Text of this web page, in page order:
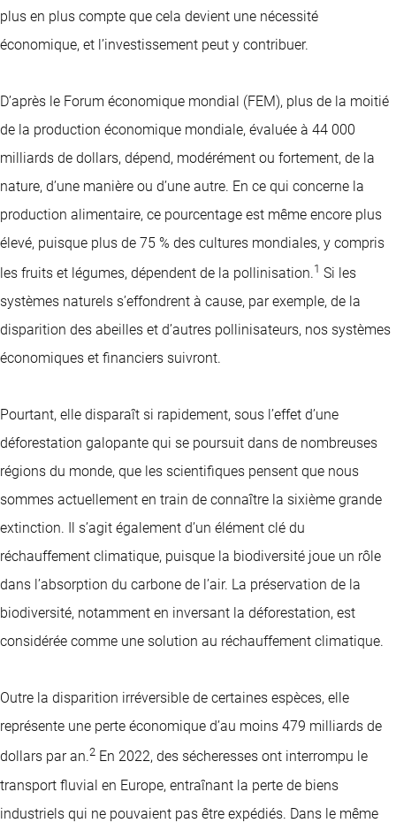
plus en plus compte que cela devient une nécessité
économique, et l’investissement peut y contribuer.
D’après le Forum économique mondial (FEM), plus de la moitié
de la production économique mondiale, évaluée à 44 000
milliards de dollars, dépend, modérément ou fortement, de la
nature, d’une manière ou d’une autre. En ce qui concerne la
production alimentaire, ce pourcentage est même encore plus
élevé, puisque plus de 75 % des cultures mondiales, y compris
les fruits et légumes, dépendent de la pollinisation.1 Si les
systèmes naturels s’effondrent à cause, par exemple, de la
disparition des abeilles et d’autres pollinisateurs, nos systèmes
économiques et financiers suivront.
Pourtant, elle disparaît si rapidement, sous l’effet d’une
déforestation galopante qui se poursuit dans de nombreuses
régions du monde, que les scientifiques pensent que nous
sommes actuellement en train de connaître la sixième grande
extinction. Il s’agit également d’un élément clé du
réchauffement climatique, puisque la biodiversité joue un rôle
dans l’absorption du carbone de l’air. La préservation de la
biodiversité, notamment en inversant la déforestation, est
considérée comme une solution au réchauffement climatique.
Outre la disparition irréversible de certaines espèces, elle
représente une perte économique d’au moins 479 milliards de
dollars par an.2 En 2022, des sécheresses ont interrompu le
transport fluvial en Europe, entraînant la perte de biens
industriels qui ne pouvaient pas être expédiés. Dans le même